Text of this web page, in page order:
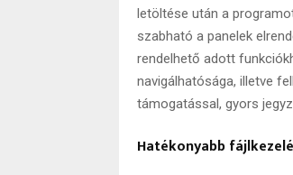
letöltése után a
szabható a panelek
rendelhető adott
navigálhatósága, illetve
támogatással, gyors
Hatékonyabb